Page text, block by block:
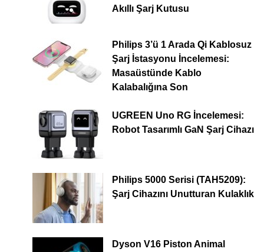
Akıllı Şarj Kutusu
Philips 3’ü 1 Arada Qi Kablosuz
Şarj İstasyonu İncelemesi:
Masaüstünde Kablo
Kalabalığına Son
UGREEN Uno RG İncelemesi:
Robot Tasarımlı GaN Şarj Cihazı
Philips 5000 Serisi (TAH5209):
Şarj Cihazını Unutturan Kulaklık
Dyson V16 Piston Animal